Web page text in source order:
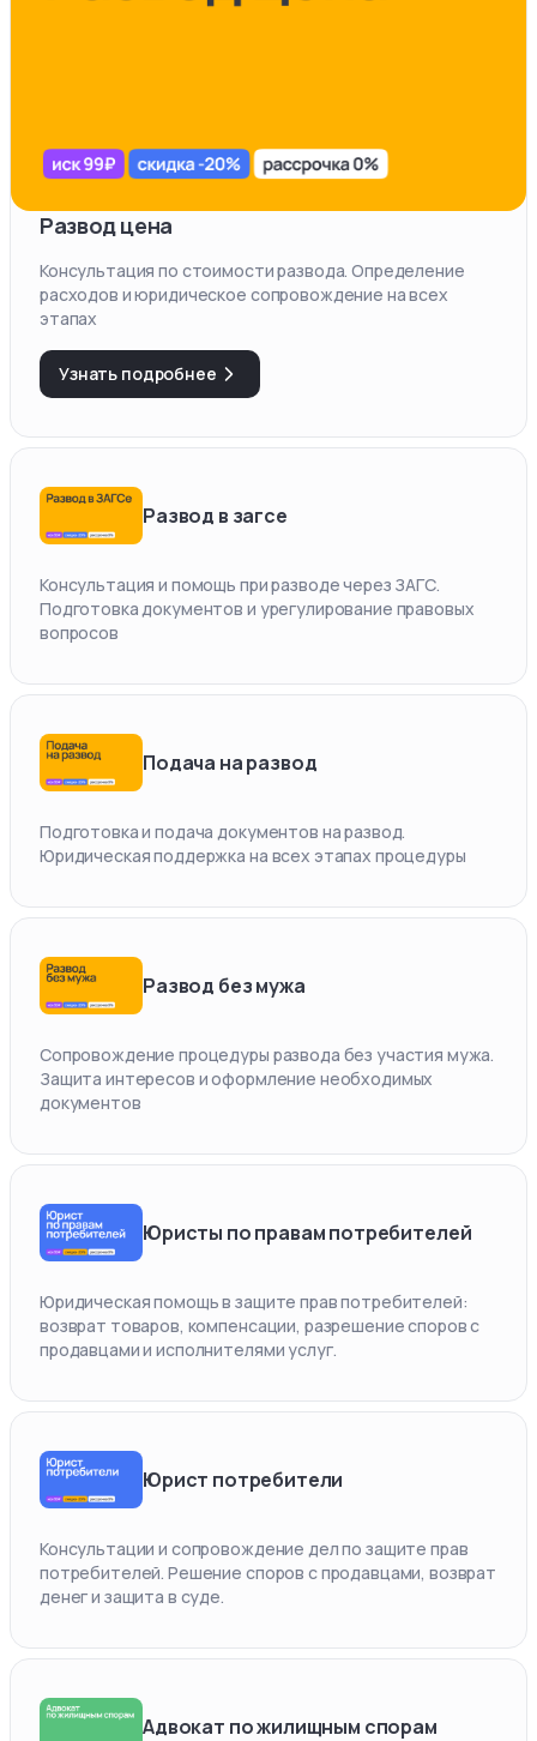
Развод цена
Консультация по стоимости развода. Определение
расходов и юридическое сопровождение на всех
этапах
Узнать подробнее
Развод в загсе
Консультация и помощь при разводе через ЗАГС.
Подготовка документов и урегулирование правовых
вопросов
Подача на развод
Подготовка и подача документов на развод.
Юридическая поддержка на всех этапах процедуры
Развод без мужа
Сопровождение процедуры развода без участия мужа.
Защита интересов и оформление необходимых
документов
Юристы по правам потребителей
Юридическая помощь в защите прав потребителей:
возврат товаров, компенсации, разрешение споров с
продавцами и исполнителями услуг.
Юрист потребители
Консультации и сопровождение дел по защите прав
потребителей. Решение споров с продавцами, возврат
денег и защита в суде.
Адвокат по жилищным спорам